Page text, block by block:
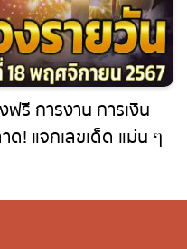
รี การงาน การเงิน
! แจกเลขเด็ด แม่น ๆ